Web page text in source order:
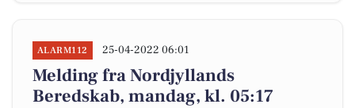
ALARM112 25-04-2022 06:01
Melding fra Nordjyllands
Beredskab, mandag, kl. 05:17